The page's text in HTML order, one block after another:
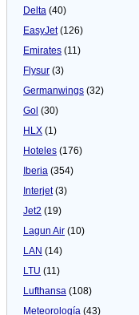
Delta (40)
EasyJet(126)
Emirates (11)
Flysur (3)
Germanwings (32)
Gol (30)
HLX (1)
Hoteles (176)
Iberia (354)
Interjet(3)
Jet2 (19)
Lagun Air (10)
LAN (14)
LTU (11)
Lufthansa (108)
Meteorologí­a (43)